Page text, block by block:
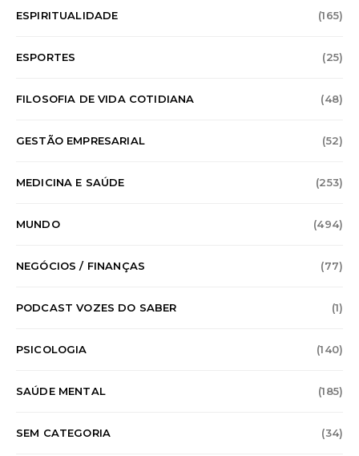
ESPIRITUALIDADE (165)
ESPORTES (25)
FILOSOFIA DE VIDA COTIDIANA (48)
GESTÃO EMPRESARIAL (52)
MEDICINA E SAÚDE (253)
MUNDO (494)
NEGÓCIOS / FINANÇAS (77)
PODCAST VOZES DO SABER (1)
PSICOLOGIA (140)
SAÚDE MENTAL (185)
SEM CATEGORIA (34)